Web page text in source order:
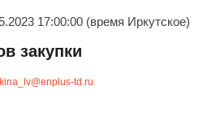
17:00:00 (время Иркутское)
закупки
td.ru